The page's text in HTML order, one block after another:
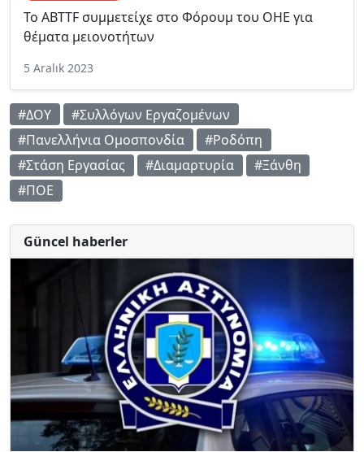
Το ABTTF συμμετείχε στο Φόρουμ του ΟΗΕ για
θέματα μειονοτήτων
5 Aralık 2023
#ΔΟΥ
#Συλλόγων Εργαζομένων
#Πανελλήνια Ομοσπονδία
#Ροδόπη
#Στάση Εργασίας
#Διαμαρτυρία
#Ξάνθη
#ΠΟΕ
Güncel haberler